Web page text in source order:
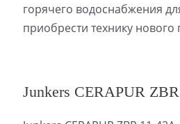
горячего водоснабжения
приобрести технику нового
Junkers CERAPUR